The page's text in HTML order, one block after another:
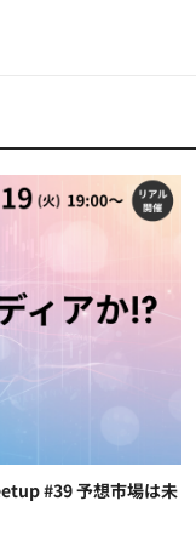
#39 予想市場は未